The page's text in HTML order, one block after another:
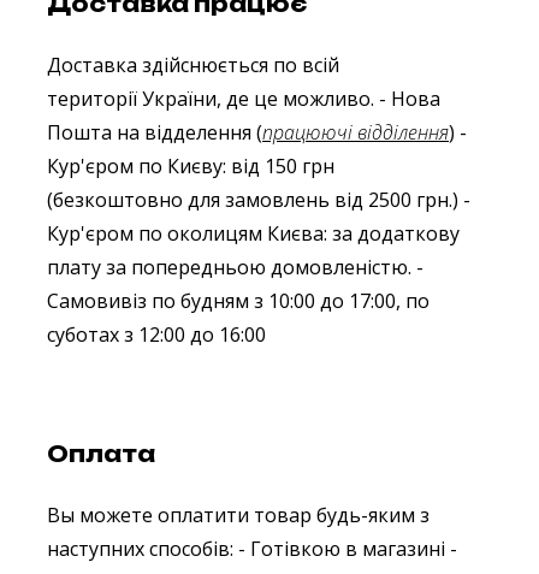
Доставка здійснюється по всій
території України, де це можливо. - Нова
Пошта на відделення (працюючі відділення) -
Кур'єром по Києву: від 150 грн
(безкоштовно для замовлень від 2500 грн.) -
Кур'єром по околицям Києва: за додаткову
плату за попередньою домовленістю. -
Самовивіз по будням з 10:00 до 17:00, по
суботах з 12:00 до 16:00
Оплата
Вы можете оплатити товар будь-яким з
наступних способів: - Готівкою в магазині -